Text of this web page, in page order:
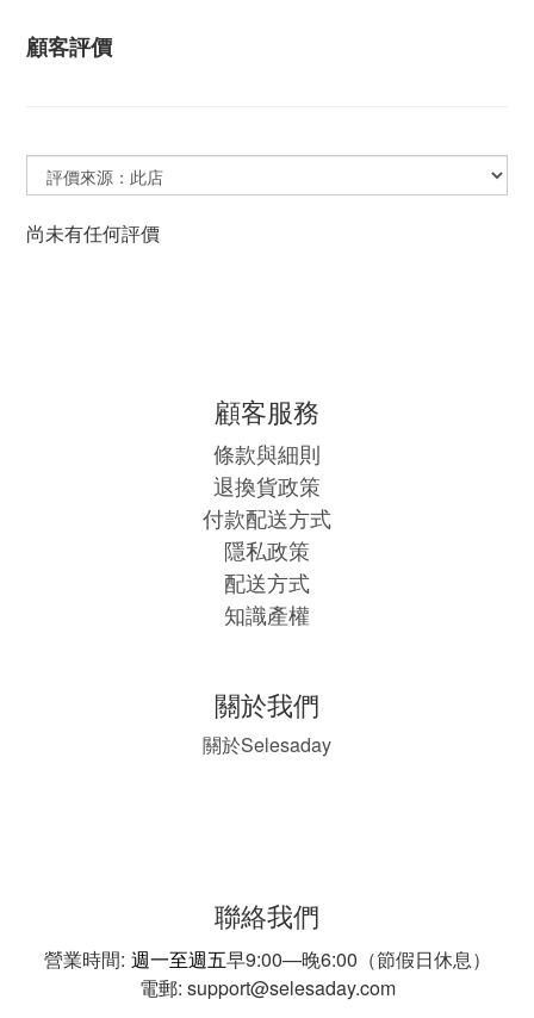
顧客評價
尚未有任何評價
顧客服務
條款與細則
退換貨政策
付款配送方式
隱私政策
配送方式
知識產權
關於我們
關於Selesaday
聯絡我們
營業時間: 週一至週五早9:00—晚6:00（節假日休息）
電郵: support@selesaday.com